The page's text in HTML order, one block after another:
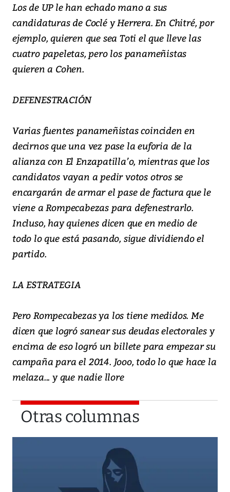
Los de UP le han echado mano a sus
candidaturas de Coclé y Herrera. En Chitré, por
ejemplo, quieren que sea Toti el que lleve las
cuatro papeletas, pero los panameñistas
quieren a Cohen.
DEFENESTRACIÓN
Varias fuentes panameñistas coinciden en
decirnos que una vez pase la euforia de la
alianza con El Enzapatilla’o, mientras que los
candidatos vayan a pedir votos otros se
encargarán de armar el pase de factura que le
viene a Rompecabezas para defenestrarlo.
Incluso, hay quienes dicen que en medio de
todo lo que está pasando, sigue dividiendo el
partido.
LA ESTRATEGIA
Pero Rompecabezas ya los tiene medidos. Me
dicen que logró sanear sus deudas electorales y
encima de eso logró un billete para empezar su
campaña para el 2014. Jooo, todo lo que hace la
melaza... y que nadie llore
Otras columnas